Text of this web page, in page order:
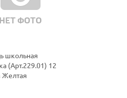
школьная
(Арт.229.01) 12
Желтая